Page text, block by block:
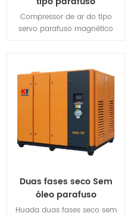
magnético permanente
Compressor de ar do tipo
servo parafuso magnético
produto de alta energia
magnética e coercividade de
NdFeB aço magnético,
fabricação de terras raras
motor de ímã permanente
tem tamanho pequeno, peso
leve, alta eficiência, bom
Duas fases seco Sem
óleo parafuso
compressor de ar
Huada duas fases seco sem